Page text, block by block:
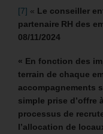
[7] « Le conseiller
partenaire RH des
08/11/2024
« En fonction des
terrain de chaque
accompagnements
simple prise d’offre
processus de
l’allocation de